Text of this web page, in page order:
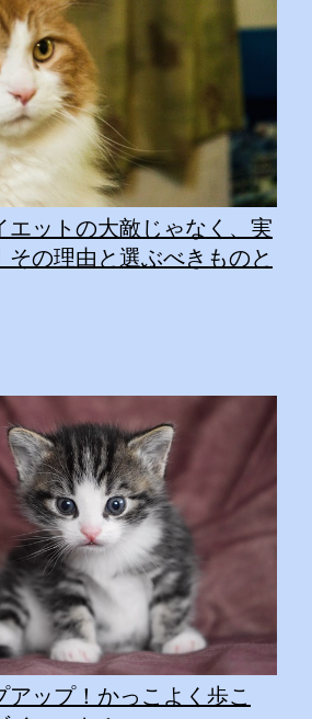
エットの大敵じゃなく、実
その理由と選ぶべきものと
ップ！かっこよく歩こ